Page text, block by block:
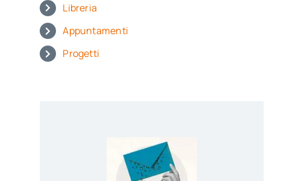
Libreria
Appuntamenti
Progetti